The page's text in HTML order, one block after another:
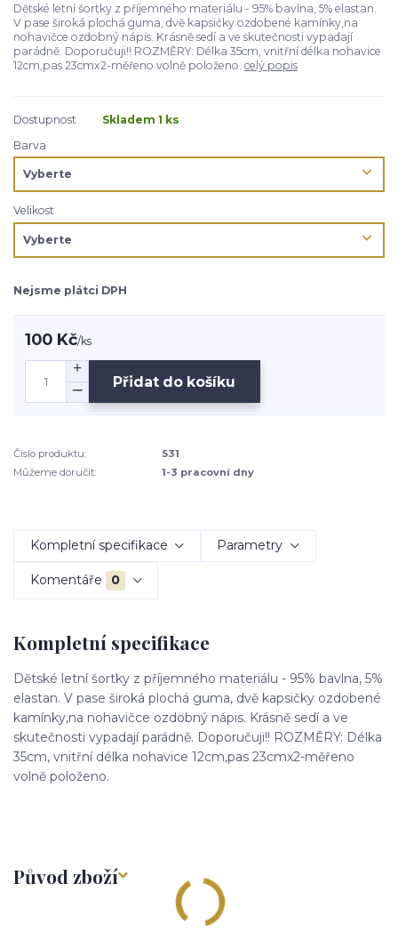
Dětské letní šortky z příjemného materiálu - 95% bavlna, 5% elastan.
V pase široká plochá guma, dvě kapsičky ozdobené kamínky,na
nohavičce ozdobný nápis. Krásně sedí a ve skutečnosti vypadají
parádně. Doporučuji!! ROZMĚRY: Délka 35cm, vnitřní délka nohavice
12cm,pas 23cmx2-měřeno volně položeno. celý popis
Dostupnost
Skladem 1 ks
Barva
Velikost
Nejsme plátci DPH
100 Kč/ks
Přidat do košíku
Číslo produktu:
531
Můžeme doručit:
1-3 pracovní dny
Kompletní specifikace Parametry
Komentáře 0
Kompletní specifikace
Dětské letní šortky z příjemného materiálu - 95% bavlna, 5%
elastan. V pase široká plochá guma, dvě kapsičky ozdobené
kamínky,na nohavičce ozdobný nápis. Krásně sedí a ve
skutečnosti vypadají parádně. Doporučuji!! ROZMĚRY: Délka
35cm, vnitřní délka nohavice 12cm,pas 23cmx2-měřeno
volně položeno.
Původ zboží